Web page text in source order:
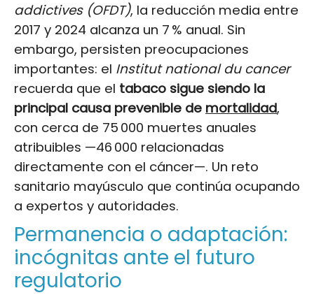
addictives (OFDT), la reducción media entre
2017 y 2024 alcanza un 7 % anual. Sin
embargo, persisten preocupaciones
importantes: el Institut national du cancer
recuerda que el tabaco sigue siendo la
principal causa prevenible de mortalidad,
con cerca de 75 000 muertes anuales
atribuibles —46 000 relacionadas
directamente con el cáncer—. Un reto
sanitario mayúsculo que continúa ocupando
a expertos y autoridades.
Permanencia o adaptación:
incógnitas ante el futuro
regulatorio